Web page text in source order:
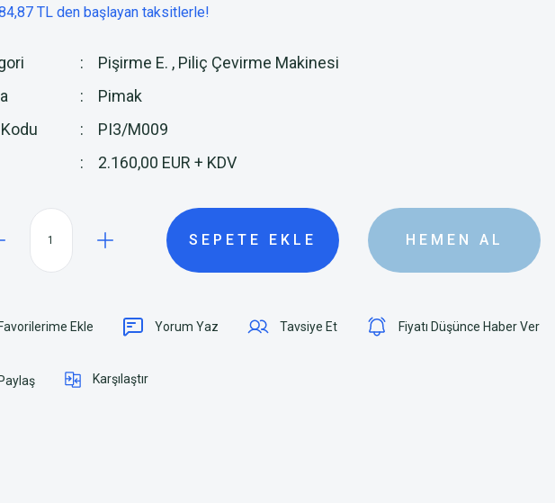
TL den başlayan taksitlerle!
Pişirme E. , Piliç Çevirme Makinesi
Pimak
PI3/M009
2.160,00 EUR + KDV
SEPETE EKLE HEMEN AL
Yorum Yaz Tavsiye Et Fiyatı Düşünce Haber Ver
Karşılaştır